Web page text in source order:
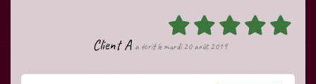
Client A a écrit le mardi 20 août 2019